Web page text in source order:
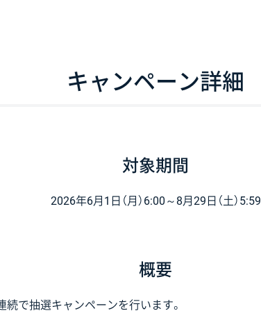
キャンペーン詳細
対象期間
2026年6月1日（月）6:00～ 8月29日（土）5:59
概要
続で抽選キャンペーンを行います。